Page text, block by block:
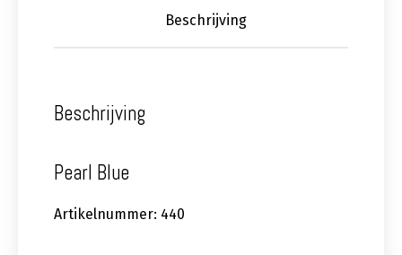
Beschrijving
Beschrijving
Pearl Blue
Artikelnummer: 440